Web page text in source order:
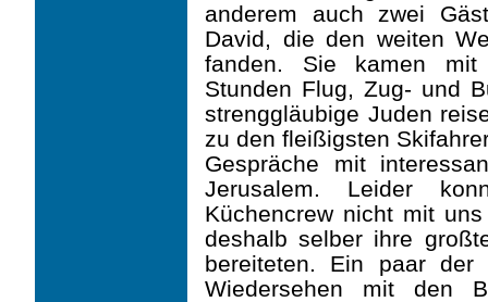
anderem auch zwei
David, die den weiten
fanden. Sie kamen mit
Stunden Flug, Zug- und
strenggläubige Juden
zu den fleißigsten
Gespräche mit
Jerusalem. Leider
Küchencrew nicht mit
deshalb selber ihre
bereiteten. Ein paar der
Wiedersehen mit den